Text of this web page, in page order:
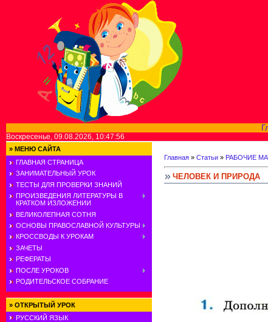
Воскресенье, 09.08.2026, 10:47:56
» МЕНЮ САЙТА
ГЛАВНАЯ СТРАНИЦА
ЗАНИМАТЕЛЬНЫЙ УРОК
ТЕСТЫ ДЛЯ ПРОВЕРКИ ЗНАНИЙ
ПРОИЗВЕДЕНИЯ ЛИТЕРАТУРЫ В
КРАТКОМ ИЗЛОЖЕНИИ
ВЕЛИКОЛЕПНАЯ СОТНЯ
ОСНОВЫ ПРАВОСЛАВНОЙ КУЛЬТУРЫ
КРОССВОДЫ К УРОКАМ
ЗАЧЕТЫ
РЕФЕРАТЫ
ПОСЛЕ УРОКОВ
РОДИТЕЛЬСКОЕ СОБРАНИЕ
» ОТКРЫТЫЙ УРОК
РУССКИЙ ЯЗЫК
Главная » Статьи » РАБОЧИЕ
ЧЕЛОВЕК И ПРИРОДА